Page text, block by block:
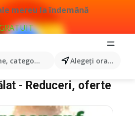
mereu la îndemână
categorii, produse... Alegeţi oraşul
- Reduceri, oferte